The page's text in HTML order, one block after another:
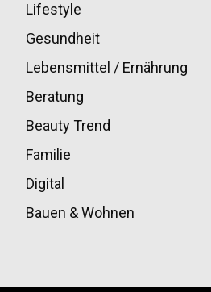
Lifestyle
Gesundheit
Lebensmittel / Ernährung
Beratung
Beauty Trend
Familie
Digital
Bauen & Wohnen